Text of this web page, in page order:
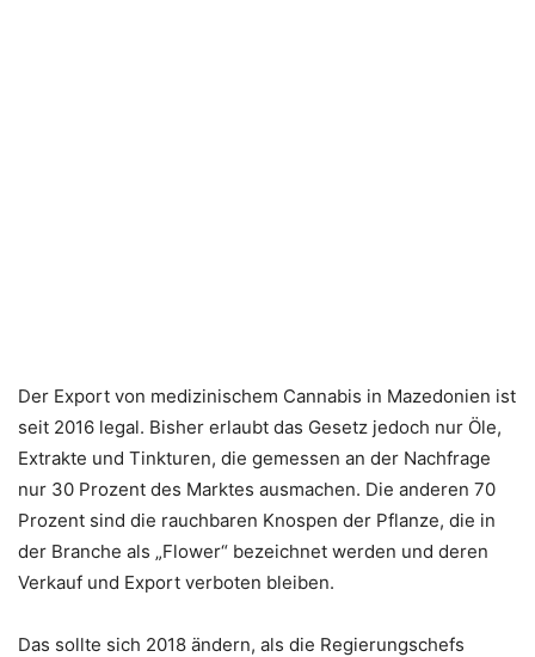
Der Export von medizinischem Cannabis in Mazedonien ist
seit 2016 legal. Bisher erlaubt das Gesetz jedoch nur Öle,
Extrakte und Tinkturen, die gemessen an der Nachfrage
nur 30 Prozent des Marktes ausmachen. Die anderen 70
Prozent sind die rauchbaren Knospen der Pflanze, die in
der Branche als „Flower“ bezeichnet werden und deren
Verkauf und Export verboten bleiben.
Das sollte sich 2018 ändern, als die Regierungschefs